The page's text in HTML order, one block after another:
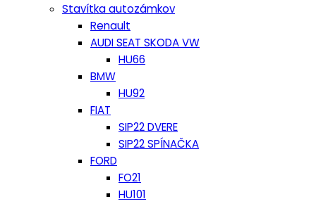
Stavítka autozámkov
Renault
AUDI SEAT SKODA VW
HU66
BMW
HU92
FIAT
SIP22 DVERE
SIP22 SPÍNAČKA
FORD
FO21
HU101